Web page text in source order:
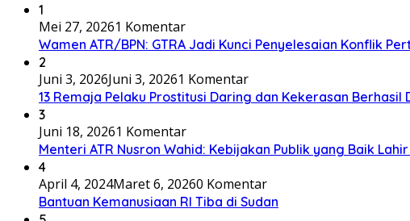
1
Mei 27, 20261 Komentar
Wamen ATR/BPN: GTRA Jadi Kunci Penyelesaian Konflik
2
Juni 3, 2026Juni 3, 20261 Komentar
13 Remaja Pelaku Prostitusi Daring dan Kekerasan Berhasil
3
Juni 18, 20261 Komentar
Menteri ATR Nusron Wahid: Kebijakan Publik yang Baik
4
April 4, 2024Maret 6, 20260 Komentar
Bantuan Kemanusiaan RI Tiba di Sudan